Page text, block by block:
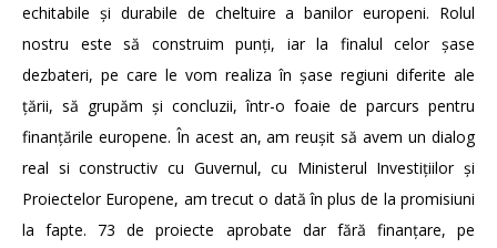
echitabile și durabile de cheltuire a banilor europeni. Rolul
nostru este să construim punți, iar la finalul celor șase
dezbateri, pe care le vom realiza în șase regiuni diferite ale
țării, să grupăm și concluzii, într-o foaie de parcurs pentru
finanțările europene. În acest an, am reușit să avem un dialog
real si constructiv cu Guvernul, cu Ministerul Investițiilor și
Proiectelor Europene, am trecut o dată în plus de la promisiuni
la fapte. 73 de proiecte aprobate dar fără finanțare, pe